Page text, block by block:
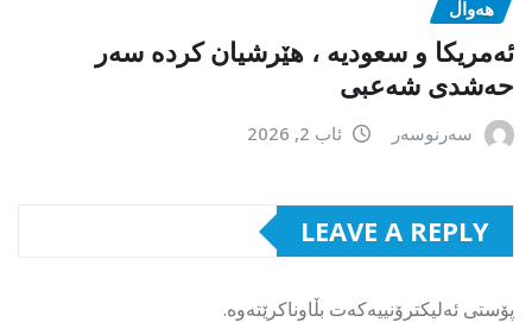
هەواڵ
ئەمریکا و سعودیە ، هێرشیان کردە سەر
حەشدی شەعبی
سەرنوسەر ئاب 2, 2026
LEAVE A REPLY
پۆستی ئەلیکترۆنییەکەت بڵاوناکرێتەوە.